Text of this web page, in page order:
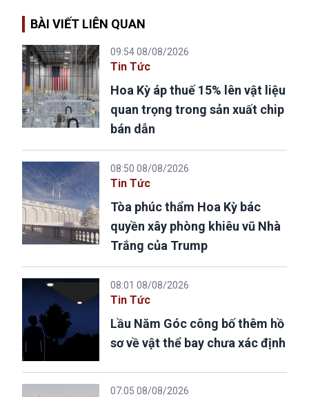
BÀI VIẾT LIÊN QUAN
09:54 08/08/2026
Tin Tức
Hoa Kỳ áp thuế 15% lên vật liệu
quan trọng trong sản xuất chip
bán dẫn
08:50 08/08/2026
Tin Tức
Tòa phúc thẩm Hoa Kỳ bác
quyền xây phòng khiêu vũ Nhà
Trắng của Trump
08:01 08/08/2026
Tin Tức
Lầu Năm Góc công bố thêm hồ
sơ về vật thể bay chưa xác định
07:05 08/08/2026